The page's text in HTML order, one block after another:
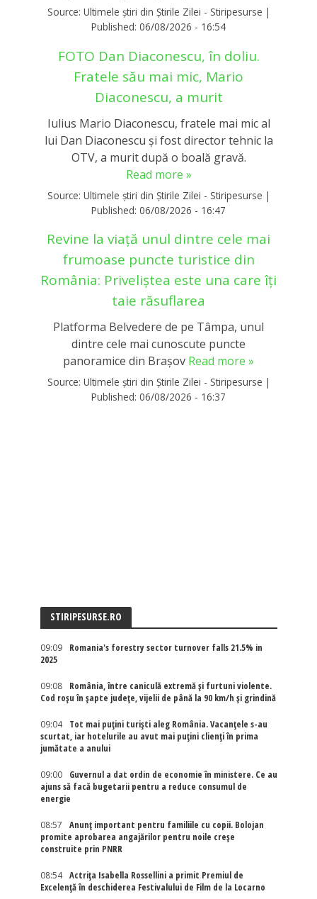
Source: Ultimele știri din Știrile Zilei - Stiripesurse |
Published: 06/08/2026 - 16:54
FOTO Dan Diaconescu, în doliu.
Fratele său mai mic, Mario
Diaconescu, a murit
Iulius Mario Diaconescu, fratele mai mic al
lui Dan Diaconescu și fost director tehnic la
OTV, a murit după o boală gravă.
Read more »
Source: Ultimele știri din Știrile Zilei - Stiripesurse |
Published: 06/08/2026 - 16:47
Revine la viață unul dintre cele mai
frumoase puncte turistice din
România: Priveliștea este una care îți
taie răsuflarea
Platforma Belvedere de pe Tâmpa, unul
dintre cele mai cunoscute puncte
panoramice din Brașov Read more »
Source: Ultimele știri din Știrile Zilei - Stiripesurse |
Published: 06/08/2026 - 16:37
STIRIPESURSE.RO
09:09
Romania's forestry sector turnover falls 21.5% in
2025
09:08
România, între caniculă extremă și furtuni violente.
Cod roșu în șapte județe, vijelii de până la 90 km/h și grindină
09:04
Tot mai puțini turiști aleg România. Vacanțele s-au
scurtat, iar hotelurile au avut mai puțini clienți în prima
jumătate a anului
09:00
Guvernul a dat ordin de economie în ministere. Ce au
ajuns să facă bugetarii pentru a reduce consumul de
energie
08:57
Anunț important pentru familiile cu copii. Bolojan
promite aprobarea angajărilor pentru noile creșe
construite prin PNRR
08:54
Actriţa Isabella Rossellini a primit Premiul de
Excelenţă în deschiderea Festivalului de Film de la Locarno